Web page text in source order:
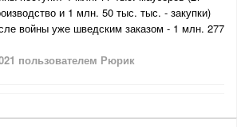
и 1 млн. 50 тыс. тыс. - закупки)
войны уже шведским заказом - 1 млн. 277
пользователем Рюрик